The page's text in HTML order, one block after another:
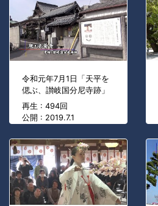
令和元年7月1日「天平を
偲ぶ、讃岐国分尼寺跡」
再生 : 494回
公開 : 2019.7.1